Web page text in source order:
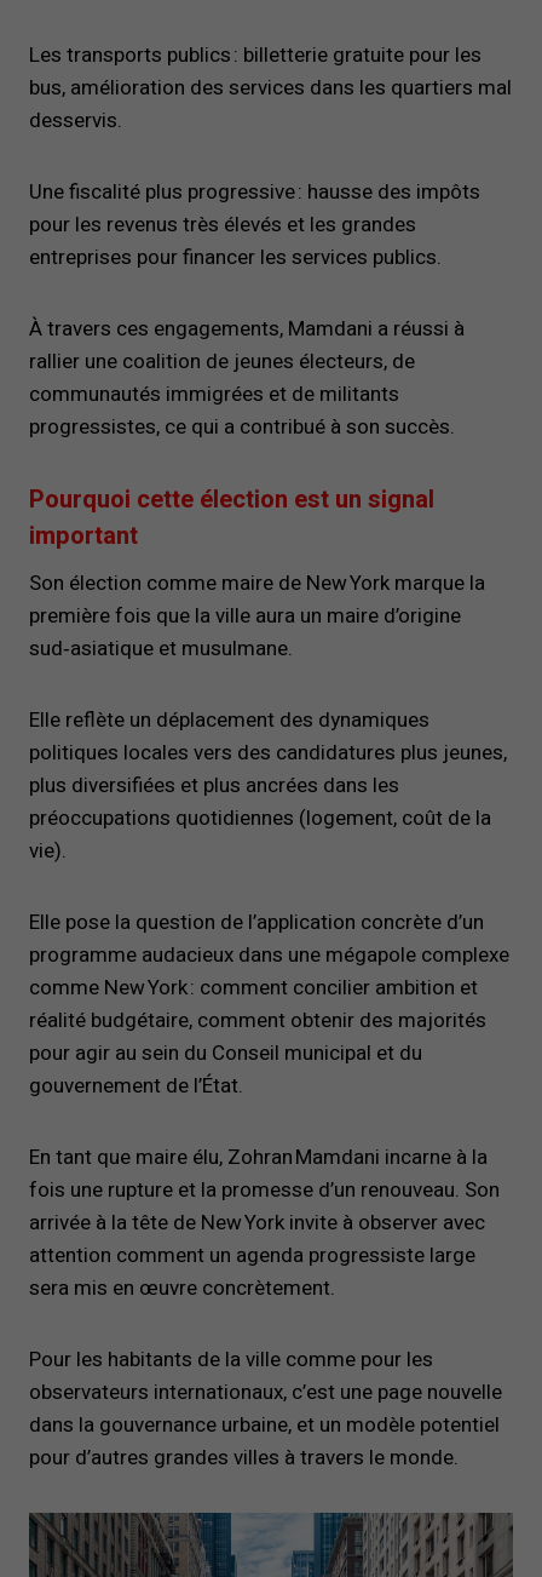
Les transports publics : billetterie gratuite pour les
bus, amélioration des services dans les quartiers mal
desservis.
Une fiscalité plus progressive : hausse des impôts
pour les revenus très élevés et les grandes
entreprises pour financer les services publics.
À travers ces engagements, Mamdani a réussi à
rallier une coalition de jeunes électeurs, de
communautés immigrées et de militants
progressistes, ce qui a contribué à son succès.
Pourquoi cette élection est un signal
important
Son élection comme maire de New York marque la
première fois que la ville aura un maire d’origine
sud‑asiatique et musulmane.
Elle reflète un déplacement des dynamiques
politiques locales vers des candidatures plus jeunes,
plus diversifiées et plus ancrées dans les
préoccupations quotidiennes (logement, coût de la
vie).
Elle pose la question de l’application concrète d’un
programme audacieux dans une mégapole complexe
comme New York : comment concilier ambition et
réalité budgétaire, comment obtenir des majorités
pour agir au sein du Conseil municipal et du
gouvernement de l’État.
En tant que maire élu, Zohran Mamdani incarne à la
fois une rupture et la promesse d’un renouveau. Son
arrivée à la tête de New York invite à observer avec
attention comment un agenda progressiste large
sera mis en œuvre concrètement.
Pour les habitants de la ville comme pour les
observateurs internationaux, c’est une page nouvelle
dans la gouvernance urbaine, et un modèle potentiel
pour d’autres grandes villes à travers le monde.